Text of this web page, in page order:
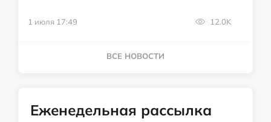
1 июля 17:49 12.0K
ВСЕ НОВОСТИ
Еженедельная рассылка